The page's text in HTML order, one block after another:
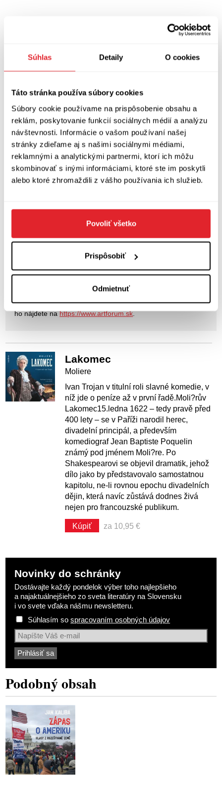
Súhlas Detaily O cookies
Táto stránka používa súbory cookies
Súbory cookie používame na prispôsobenie obsahu a
reklám, poskytovanie funkcií sociálnych médií a analýzu
návštevnosti. Informácie o vašom používaní našej
stránky zdieľame aj s našimi sociálnymi médiami,
reklamnými a analytickými partnermi, ktorí ich môžu
skombinovať s inými informáciami, ktoré ste im poskytli
alebo ktoré zhromaždili z vášho používania ich služieb.
Povoliť všetko
Prispôsobiť
Odmietnuť
Pre viac podobných článkov pozrite najnovšie zo sekcie
Kníhkupectvo, ktoré pre vás už dvadsaťpäť rokov
Artforum sídli na adrese Kozia 20, Bratislava a na internete
ho nájdete nahttps://www.artforum.sk.
Lakomec
Moliere
Ivan Trojan v titulní roli slavné komedie, v
níž jde o peníze až v první řadě.Moli?rův
Lakomec15.ledna 1622 – tedy pravě před
400 lety – se v Paříži narodil herec,
divadelní principál, a především
komediograf Jean Baptiste Poquelin
známý pod jménem Moli?re. Po
Shakespearovi se objevil dramatik, jehož
dílo jako by představovalo samostatnou
kapitolu, ne-li rovnou epochu divadelních
dějin, která navíc zůstává dodnes živá
nejen pro francouzské publikum.
Kúpiť za 10,95 €
Novinky do schránky
Dostávajte každý pondelok výber toho najlepšieho
a najaktuálnejšieho zo sveta literatúry na Slovensku
i vo svete vďaka nášmu newsletteru.
Súhlasím sospracovaním osobných údajov
Podobný obsah